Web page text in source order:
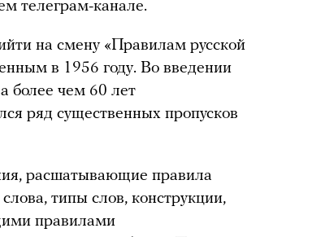
телеграм-канале.
на смену «Правилам русской
в 1956 году. Во введении
более чем 60 лет
ряд существенных пропусков
расшатывающие правила
типы слов, конструкции,
правилами